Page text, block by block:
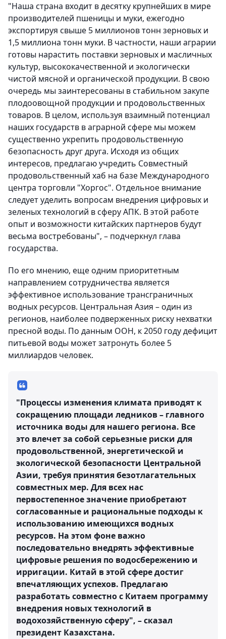
"Наша страна входит в десятку крупнейших в мире
производителей пшеницы и муки, ежегодно
экспортируя свыше 5 миллионов тонн зерновых и
1,5 миллиона тонн муки. В частности, наши аграрии
готовы нарастить поставки зерновых и масличных
культур, высококачественной и экологически
чистой мясной и органической продукции. В свою
очередь мы заинтересованы в стабильном закупе
плодоовощной продукции и продовольственных
товаров. В целом, используя взаимный потенциал
наших государств в аграрной сфере мы можем
существенно укрепить продовольственную
безопасность друг друга. Исходя из общих
интересов, предлагаю учредить Совместный
продовольственный хаб на базе Международного
центра торговли "Хоргос". Отдельное внимание
следует уделить вопросам внедрения цифровых и
зеленых технологий в сферу АПК. В этой работе
опыт и возможности китайских партнеров будут
весьма востребованы", – подчеркнул глава
государства.
По его мнению, еще одним приоритетным
направлением сотрудничества является
эффективное использование трансграничных
водных ресурсов. Центральная Азия – один из
регионов, наиболее подверженных риску нехватки
пресной воды. По данным ООН, к 2050 году дефицит
питьевой воды может затронуть более 5
миллиардов человек.
"Процессы изменения климата приводят к
сокращению площади ледников – главного
источника воды для нашего региона. Все
это влечет за собой серьезные риски для
продовольственной, энергетической и
экологической безопасности Центральной
Азии, требуя принятия безотлагательных
совместных мер. Для всех нас
первостепенное значение приобретают
согласованные и рациональные подходы к
использованию имеющихся водных
ресурсов. На этом фоне важно
последовательно внедрять эффективные
цифровые решения по водосбережению и
ирригации. Китай в этой сфере достиг
впечатляющих успехов. Предлагаю
разработать совместно с Китаем программу
внедрения новых технологий в
водохозяйственную сферу", – сказал
президент Казахстана.